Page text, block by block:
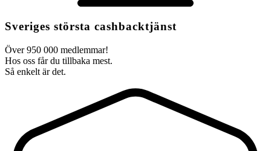
Sveriges största cashbacktjänst
Över 950 000 medlemmar!
Hos oss får du tillbaka mest.
Så enkelt är det.